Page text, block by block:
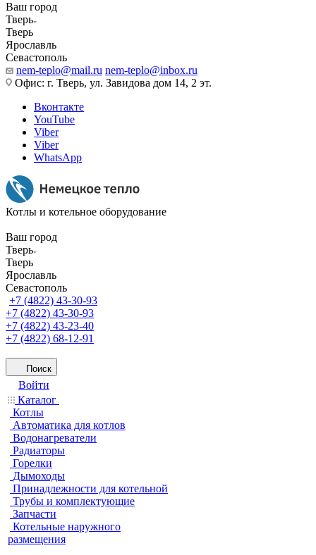
Ваш город
Тверь
Тверь
Ярославль
Севастополь
nem-teplo@mail.ru nem-teplo@inbox.ru
Офис: г. Тверь, ул. Завидова дом 14, 2 эт.
Вконтакте
YouTube
Viber
Viber
WhatsApp
Котлы и котельное оборудование
Ваш город
Тверь
Тверь
Ярославль
Севастополь
+7 (4822) 43-30-93
+7 (4822) 43-30-93
+7 (4822) 43-23-40
+7 (4822) 68-12-91
Поиск
Войти
Каталог
Котлы
Автоматика для котлов
Водонагреватели
Радиаторы
Горелки
Дымоходы
Принадлежности для котельной
Трубы и комплектующие
Запчасти
Котельные наружного
размещения